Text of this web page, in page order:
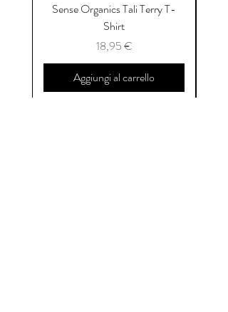
Sense Organics Tali Terry T-
Shirt
Prezzo
18,95 €
Aggiungi al carrello